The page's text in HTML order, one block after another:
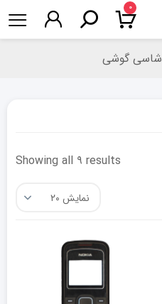
۰
شاسی گوشی
Showing all ۹ results